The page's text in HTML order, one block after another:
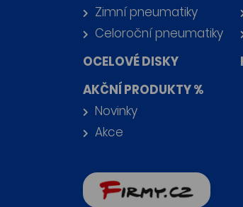
Zimní pneumatiky
Celoroční pneumatiky
OCELOVÉ DISKY
AKČNÍ PRODUKTY %
Novinky
Akce
firmy.cz